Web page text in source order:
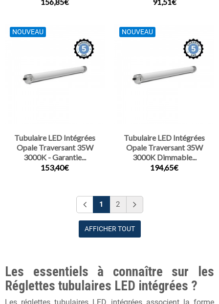
NOUVEAU
Tubulaire LED Intégrées
Opale Traversant 35W
3000K - Garantie...
153,40€
NOUVEAU
Tubulaire LED Intégrées
Opale Traversant 35W
3000K Dimmable...
194,65€
1 2
AFFICHER TOUT
Les essentiels à connaître sur les
Réglettes tubulaires LED intégrées ?